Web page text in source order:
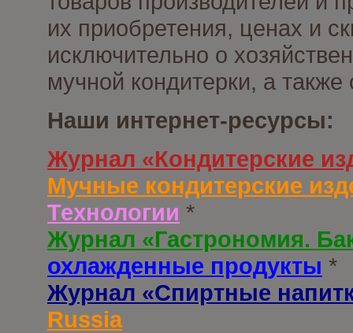
их приобретения, ценах и
исключительно о
мучной кондитерки, а
Наши интернет-ресурсы:
Журнал «Кондитерские
Мучные кондитерские
Технологии *
Журнал «Гастрономия.
охлажденные продукты *
Журнал «Спиртные
Russia